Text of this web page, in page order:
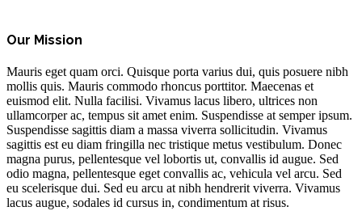
Our Mission
Mauris eget quam orci. Quisque porta varius dui, quis posuere nibh
mollis quis. Mauris commodo rhoncus porttitor. Maecenas et
euismod elit. Nulla facilisi. Vivamus lacus libero, ultrices non
ullamcorper ac, tempus sit amet enim. Suspendisse at semper ipsum.
Suspendisse sagittis diam a massa viverra sollicitudin. Vivamus
sagittis est eu diam fringilla nec tristique metus vestibulum. Donec
magna purus, pellentesque vel lobortis ut, convallis id augue. Sed
odio magna, pellentesque eget convallis ac, vehicula vel arcu. Sed
eu scelerisque dui. Sed eu arcu at nibh hendrerit viverra. Vivamus
lacus augue, sodales id cursus in, condimentum at risus.